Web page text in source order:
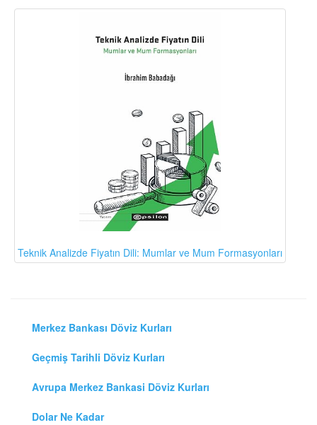
Teknik Analizde Fiyatın Dili: Mumlar ve Mum Formasyonları
Merkez Bankası Döviz Kurları
Geçmiş Tarihli Döviz Kurları
Avrupa Merkez Bankasi Döviz Kurları
Dolar Ne Kadar